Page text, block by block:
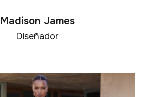
Madison James
Diseñador